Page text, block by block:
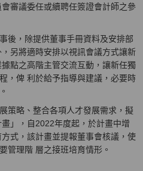
審議委任或續聘任簽證會計師之參
後，除提供董事手冊資料及安排部
另將適時安排以視訊會議方式讓新
點之高階主管交流互動，讓新任獨
，俾 利於給予指導與建議，必要時
策略、整合各項人才發展需求，擬
」，自2022年度起，於計畫中增
式，該計畫並提報董事會核議，使
管理階 層之接班培育情形。